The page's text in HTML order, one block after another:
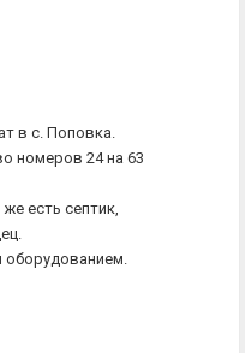
в с. Поповка.
номеров 24 на 63
есть септик,